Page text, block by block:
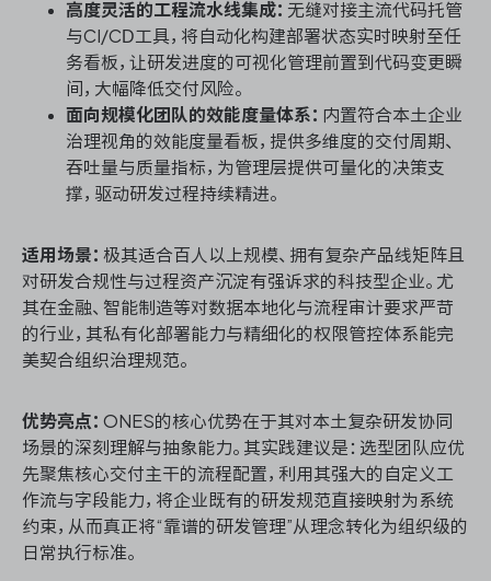
高度灵活的工程流水线集成： 无缝对接主流代码托管
与CI/CD工具，将自动化构建部署状态实时映射至任
务看板，让研发进度的可视化管理前置到代码变更瞬
间，大幅降低交付风险。
面向规模化团队的效能度量体系： 内置符合本土企业
治理视角的效能度量看板，提供多维度的交付周期、
吞吐量与质量指标，为管理层提供可量化的决策支
撑，驱动研发过程持续精进。
适用场景： 极其适合百人以上规模、拥有复杂产品线矩阵且
对研发合规性与过程资产沉淀有强诉求的科技型企业。尤
其在金融、智能制造等对数据本地化与流程审计要求严苛
的行业，其私有化部署能力与精细化的权限管控体系能完
美契合组织治理规范。
优势亮点： ONES的核心优势在于其对本土复杂研发协同
场景的深刻理解与抽象能力。其实践建议是：选型团队应优
先聚焦核心交付主干的流程配置，利用其强大的自定义工
作流与字段能力，将企业既有的研发规范直接映射为系统
约束，从而真正将“靠谱的研发管理”从理念转化为组织级的
日常执行标准。